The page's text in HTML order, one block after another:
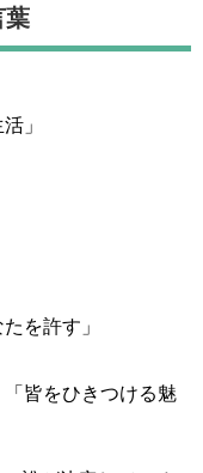
葉
」
を許す」
「皆をひきつける魅